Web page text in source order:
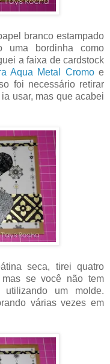
branco estampado
uma bordinha como
a faixa de cardstock
Aqua Metal Cromoe
foi necessário retirar
usar, mas que acabei
seca, tirei quatro
mas se você não tem
um molde.
várias vezes em